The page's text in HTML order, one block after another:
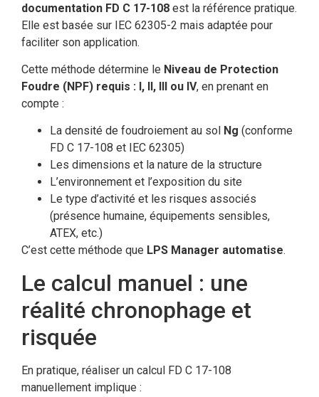
documentation FD C 17-108 est la référence pratique.
Elle est basée sur IEC 62305-2 mais adaptée pour
faciliter son application.
Cette méthode détermine le Niveau de Protection
Foudre (NPF) requis : I, II, III ou IV, en prenant en
compte :
La densité de foudroiement au sol Ng (conforme
FD C 17-108 et IEC 62305)
Les dimensions et la nature de la structure
L’environnement et l’exposition du site
Le type d’activité et les risques associés
(présence humaine, équipements sensibles,
ATEX, etc.)
C’est cette méthode que LPS Manager automatise.
Le calcul manuel : une
réalité chronophage et
risquée
En pratique, réaliser un calcul FD C 17-108
manuellement implique :